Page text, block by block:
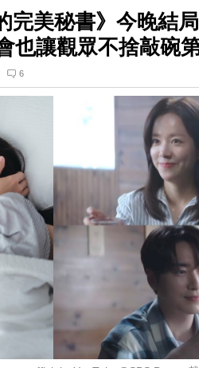
完美秘書》今晚結
也讓觀眾不捨敲碗
6